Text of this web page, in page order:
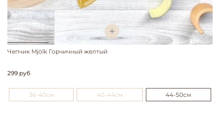
Чепчик Mjölk Горчичный желтый
299 руб
36-40см 40-44см 44-50см